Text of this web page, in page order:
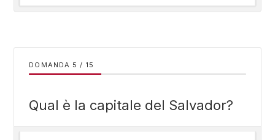
DOMANDA / 15
Qual è la capitale del Salvador?